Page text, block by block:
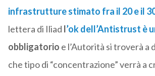
infrastrutture stimato fra il 20 e il
lettera di Iliad l’ok dell’Antistrust è
obbligatorio e l’Autorità si troverà a
che tipo di “concentrazione” verrà a